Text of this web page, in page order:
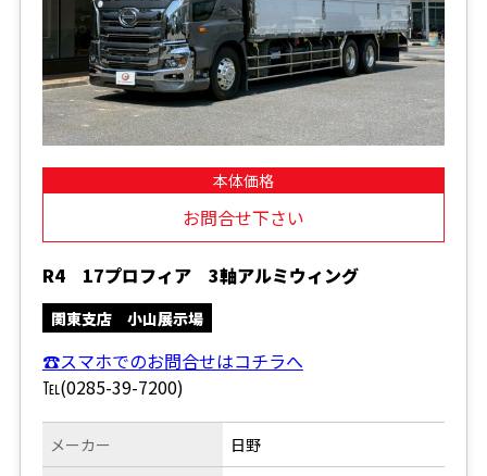
本体価格
お問合せ下さい
R4 17プロフィア 3軸アルミウィング
関東支店 小山展示場
☎スマホでのお問合せはコチラへ
℡(0285-39-7200)
メーカー 日野